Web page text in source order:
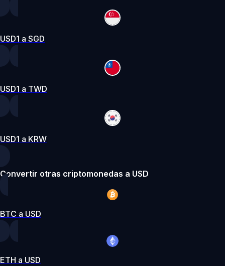
USD1 a SGD
USD1 a TWD
USD1 a KRW
Convertir otras criptomonedas a USD
BTC a USD
ETH a USD